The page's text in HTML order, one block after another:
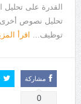
القدرة على
تحليل نصوص أخرى
توظيف...
اقرأ
مشاركة
0